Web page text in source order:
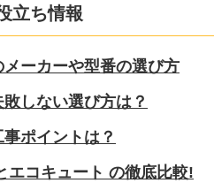
立ち情報
ーカーや型番の選び方
しない選び方は？
ポイントは？
エコキュート の徹底比較!